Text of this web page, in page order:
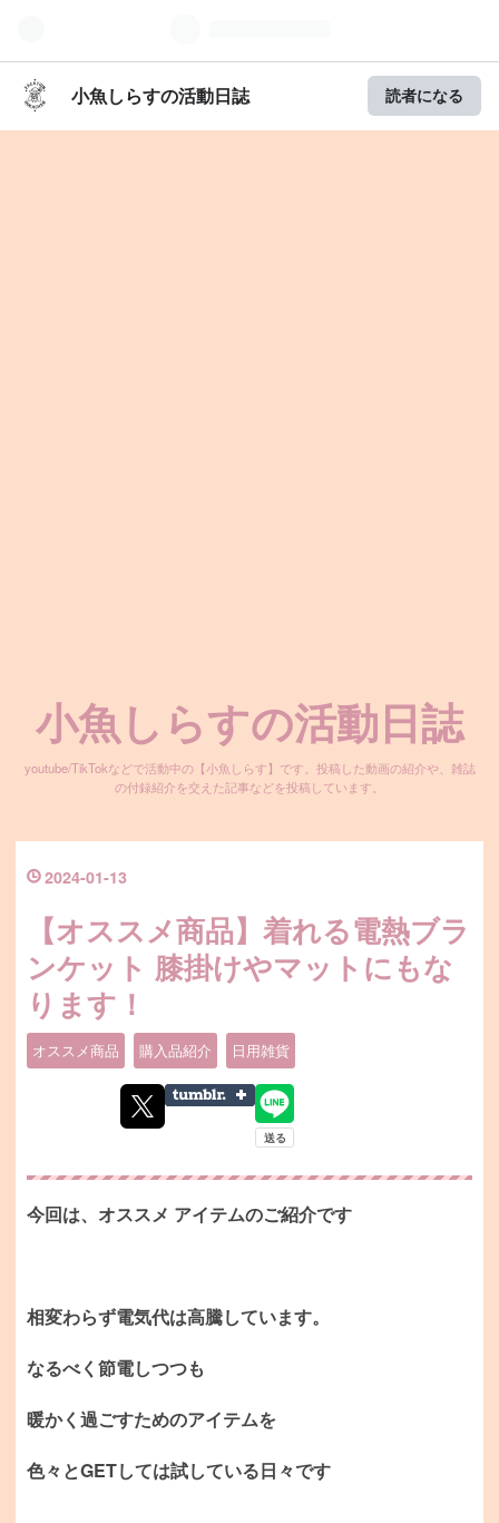
小魚しらすの活動日誌 読者になる
小魚しらすの活動日誌
youtube/TikTokなどで活動中の【小魚しらす】です。投稿した動画の紹介や、雑誌
の付録紹介を交えた記事などを投稿しています。
2024-01-13
【オススメ商品】着れる電熱ブラ
ンケット 膝掛けやマットにもな
ります！
オススメ商品 購入品紹介 日用雑貨
今回は、オススメ アイテムのご紹介です
相変わらず電気代は高騰しています。
なるべく節電しつつも
暖かく過ごすためのアイテムを
色々とGETしては試している日々です